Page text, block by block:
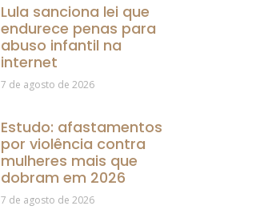
Lula sanciona lei que
endurece penas para
abuso infantil na
internet
7 de agosto de 2026
Estudo: afastamentos
por violência contra
mulheres mais que
dobram em 2026
7 de agosto de 2026